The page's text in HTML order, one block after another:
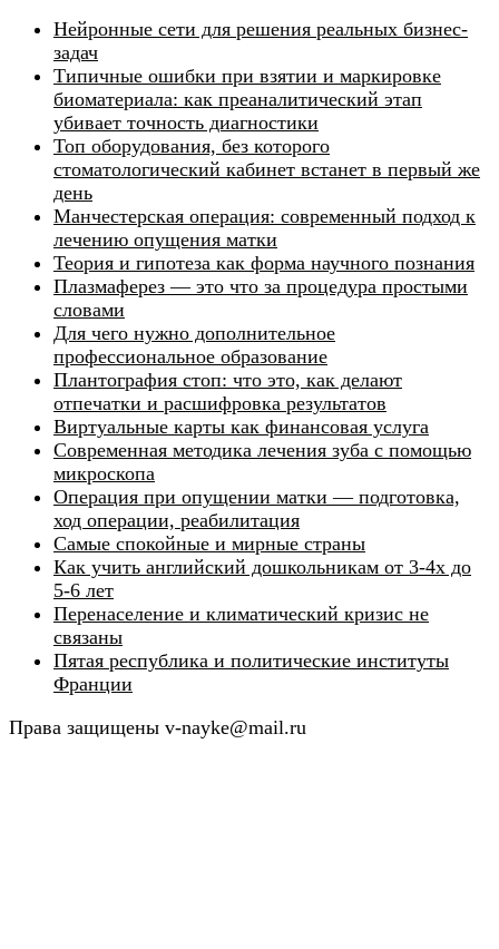
Нейронные сети для решения реальных бизнес-
задач
Типичные ошибки при взятии и маркировке
биоматериала: как преаналитический этап
убивает точность диагностики
Топ оборудования, без которого
стоматологический кабинет встанет в первый же
день
Манчестерская операция: современный подход к
лечению опущения матки
Теория и гипотеза как форма научного познания
Плазмаферез — это что за процедура простыми
словами
Для чего нужно дополнительное
профессиональное образование
Плантография стоп: что это, как делают
отпечатки и расшифровка результатов
Виртуальные карты как финансовая услуга
Современная методика лечения зуба с помощью
микроскопа
Операция при опущении матки — подготовка,
ход операции, реабилитация
Самые спокойные и мирные страны
Как учить английский дошкольникам от 3-4х до
5-6 лет
Перенаселение и климатический кризис не
связаны
Пятая республика и политические институты
Франции
Права защищены v-nayke@mail.ru